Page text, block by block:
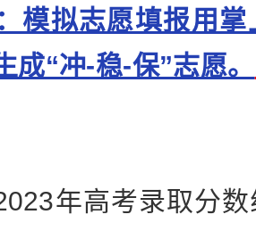
模拟志愿填报用
成“冲-稳-保”志愿。
年高考录取分数